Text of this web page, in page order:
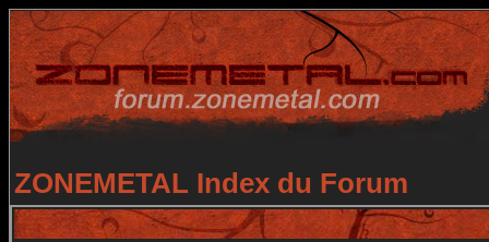
ZONEMETAL Index du Forum